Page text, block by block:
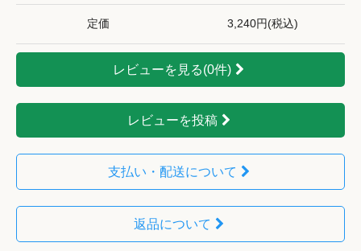
定価 3,240円(税込)
レビューを見る(0件)
レビューを投稿
支払い・配送について
返品について